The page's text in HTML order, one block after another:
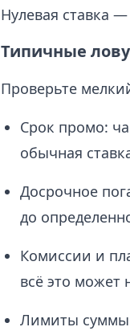
Нулевая ставка
Типичные
Проверьте
Срок промо:
обычная
Досрочное
до
Комиссии и
всё это может
Лимиты